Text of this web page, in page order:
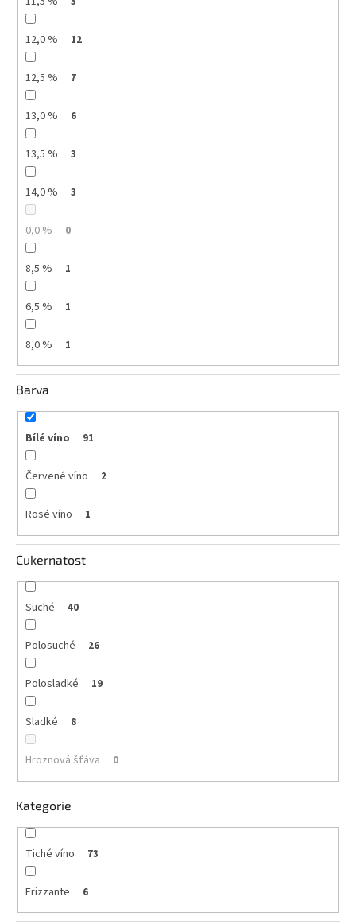
12,0 % 12
12,5 % 7
13,0 % 6
13,5 % 3
14,0 % 3
0,0 % 0
8,5 % 1
6,5 % 1
8,0 % 1
Barva
Bílé víno 91
Červené víno 2
Rosé víno 1
Cukernatost
Suché 40
Polosuché 26
Polosladké 19
Sladké 8
Hroznová šťáva 0
Kategorie
Tiché víno 73
Frizzante 6